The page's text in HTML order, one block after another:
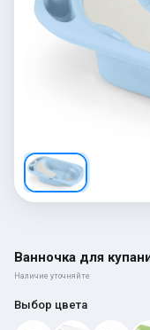
Ванночка для
Наличие уточняйте
Выбор цвета